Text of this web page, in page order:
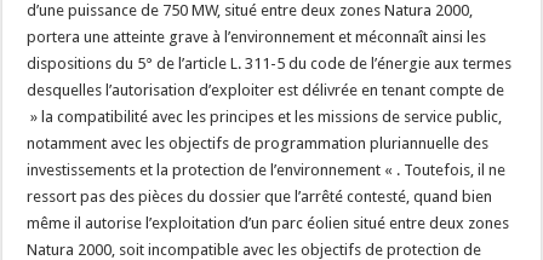
d’une puissance de 750 MW, situé entre deux zones Natura 2000,
portera une atteinte grave à l’environnement et méconnaît ainsi les
dispositions du 5° de l’article L. 311-5 du code de l’énergie aux termes
desquelles l’autorisation d’exploiter est délivrée en tenant compte de
» la compatibilité avec les principes et les missions de service public,
notamment avec les objectifs de programmation pluriannuelle des
investissements et la protection de l’environnement « . Toutefois, il ne
ressort pas des pièces du dossier que l’arrêté contesté, quand bien
même il autorise l’exploitation d’un parc éolien situé entre deux zones
Natura 2000, soit incompatible avec les objectifs de protection de